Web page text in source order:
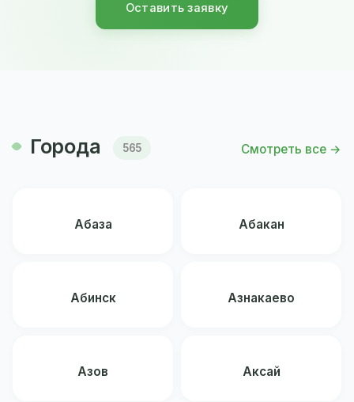
Оставить заявку
Города 565 Смотреть все →
Абаза Абакан
Абинск Азнакаево
Азов Аксай